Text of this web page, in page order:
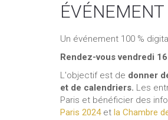
Un événement 100 %
Rendez-vous vendredi
L'objectif est de donner
et de calendriers. Les
Paris et bénéficier des
Paris 2024et la Chambre